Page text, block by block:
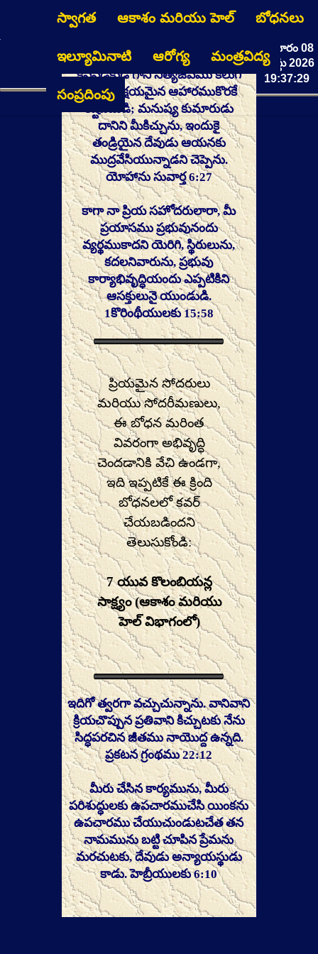
స్వాగత ఆకాశం మరియు హెల్ బోధనలు
ఇల్యూమినాటి ఆరోగ్య మంత్రవిద్య
సంప్రదింపు
క్షయమైన ఆహారముకొరకు
కష్టపడకుడి గాని నిత్యజీవము కలుగ
జేయు అక్షయమైన ఆహారముకొరకే
కష్టపడుడి; మనుష్య కుమారుడు
దానిని మీకిచ్చును, ఇందుకై
తండ్రియైన దేవుడు ఆయనకు
ముద్రవేసియున్నాడని చెప్పెను.
యోహాను సువార్త 6:27
కాగా నా ప్రియ సహోదరులారా, మీ
ప్రయాసము ప్రభువునందు
వ్యర్థముకాదని యెరిగి, స్థిరులును,
కదలనివారును, ప్రభువు
కార్యాభివృద్ధియందు ఎప్పటికిని
ఆసక్తులునై యుండుడి.
1కొరింథీయులకు 15:58
ప్రియమైన సోదరులు
మరియు సోదరీమణులు,
ఈ బోధన మరింత
వివరంగా అభివృద్ధి
చెందడానికి వేచి ఉండగా,
ఇది ఇప్పటికే ఈ క్రింది
బోధనలలో కవర్
చేయబడిందని
తెలుసుకోండి:
7 యువ కొలంబియన్ల
సాక్ష్యం (ఆకాశం మరియు
హెల్ విభాగంలో)
ఇదిగో త్వరగా వచ్చుచున్నాను. వానివాని
క్రియచొప్పున ప్రతివాని కిచ్చుటకు నేను
సిద్ధపరచిన జీతము నాయొద్ద ఉన్నది.
ప్రకటన గ్రంథము 22:12
మీరు చేసిన కార్యమును, మీరు
పరిశుద్ధులకు ఉపచారముచేసి యింకను
ఉపచారము చేయుచుండుటచేత తన
నామమును బట్టి చూపిన ప్రేమను
మరచుటకు, దేవుడు అన్యాయస్థుడు
కాడు. హెబ్రీయులకు 6:10
శనివారం 08
ఆగస్టు 2026
19:37:29